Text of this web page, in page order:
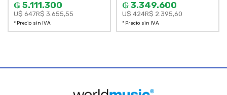
₲ 5.111.300
U$ 647R$ 3.655,55
* Precio sin IVA
₲ 3.349.600
U$ 424R$ 2.395,60
* Precio sin IVA